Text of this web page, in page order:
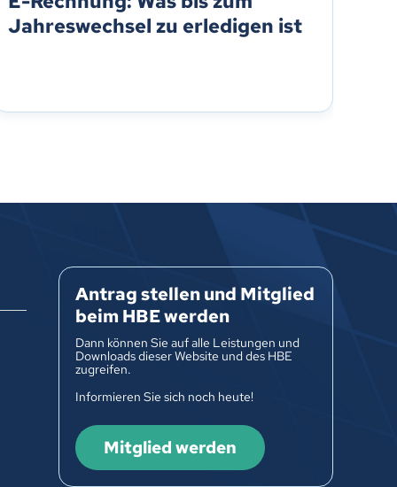
Jahreswechsel zu erledigen ist
Antrag stellen und Mitglied
beim HBE werden
Dann können Sie auf alle Leistungen und
Downloads dieser Website und des HBE
zugreifen.
Informieren Sie sich noch heute!
Mitglied werden